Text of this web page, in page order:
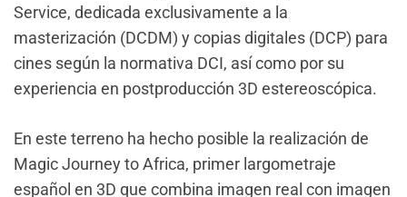
Service, dedicada exclusivamente a la
masterización (DCDM) y copias digitales (DCP) para
cines según la normativa DCI, así como por su
experiencia en postproducción 3D estereoscópica.
En este terreno ha hecho posible la realización de
Magic Journey to Africa, primer largometraje
español en 3D que combina imagen real con imagen